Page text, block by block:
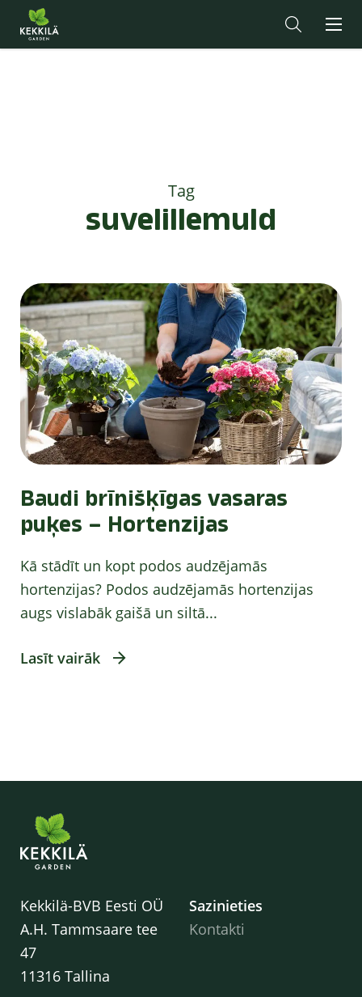
Tag
suvelillemuld
Baudi brīnišķīgas vasaras
puķes – Hortenzijas
Kā stādīt un kopt podos audzējamās
hortenzijas? Podos audzējamās hortenzijas
augs vislabāk gaišā un siltā...
Lasīt vairāk
Kekkilä-BVB Eesti OÜ
A.H. Tammsaare tee
47
11316 Tallina
Sazinieties
Kontakti